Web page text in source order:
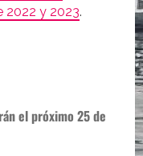
2022 y 2023.
el próximo 25 de